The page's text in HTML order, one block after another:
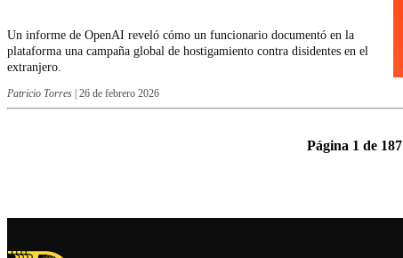
Un informe de OpenAI reveló cómo un funcionario documentó en la
plataforma una campaña global de hostigamiento contra disidentes en el
extranjero.
Patricio Torres | 26 de febrero 2026
Página 1 de 187